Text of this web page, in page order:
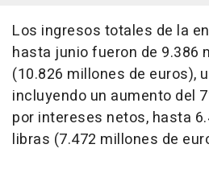
Los ingresos totales de la
hasta junio fueron de 9.386
(10.826 millones de euros),
incluyendo un aumento del
por intereses netos, hasta
libras (7.472 millones de